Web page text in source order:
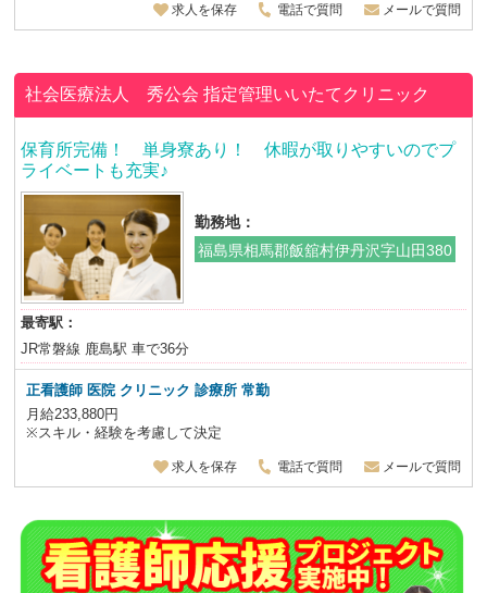
求人を保存 電話で質問 メールで質問
社会医療法人 秀公会指定管理いいたてクリニック
保育所完備！ 単身寮あり！ 休暇が取りやすいのでプ
ライベートも充実♪
勤務地：
福島県相馬郡飯舘村伊丹沢字山田380
最寄駅：
JR常磐線 鹿島駅 車で36分
正看護師 医院 クリニック 診療所 常勤
月給233,880円
※スキル・経験を考慮して決定
求人を保存 電話で質問 メールで質問